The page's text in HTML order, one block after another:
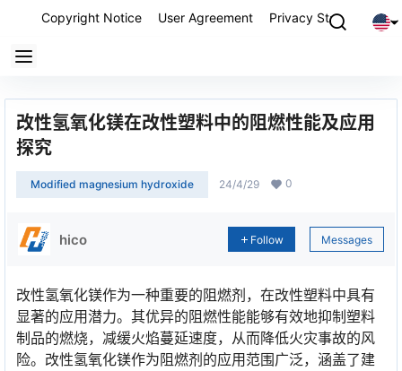
Copyright Notice User Agreement Privacy Statement
改性氢氧化镁在改性塑料中的阻燃性能及应用
探究
Modified magnesium hydroxide 24/4/29 0
hico Follow Messages
改性氢氧化镁作为一种重要的阻燃剂，在改性塑料中具有
显著的应用潜力。其优异的阻燃性能能够有效地抑制塑料
制品的燃烧，减缓火焰蔓延速度，从而降低火灾事故的风
险。改性氢氧化镁作为阻燃剂的应用范围广泛，涵盖了建